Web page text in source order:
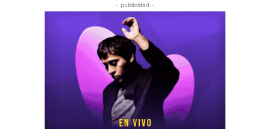
- publicidad -